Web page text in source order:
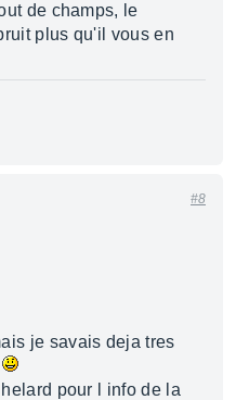
de champs, le
plus qu'il vous en
#8
je savais deja tres
pour l info de la